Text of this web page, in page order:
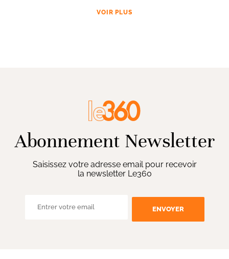
VOIR PLUS
Abonnement Newsletter
Saisissez votre adresse email pour recevoir
la newsletter Le360
ENVOYER